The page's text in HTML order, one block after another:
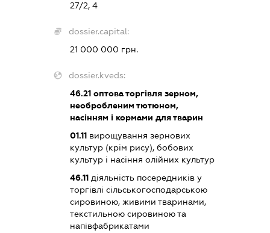
27/2, 4
dossier.capital:
21 000 000 грн.
dossier.kveds:
46.21оптова торгівля зерном,
необробленим тютюном,
насінням і кормами для тварин
01.11вирощування зернових
культур (крім рису), бобових
культур і насіння олійних культур
46.11діяльність посередників у
торгівлі сільськогосподарською
сировиною, живими тваринами,
текстильною сировиною та
напівфабрикатами